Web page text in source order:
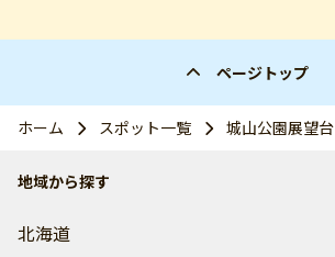
ページトップ
ホーム スポット一覧 城山公園展望台
地域から探す
北海道